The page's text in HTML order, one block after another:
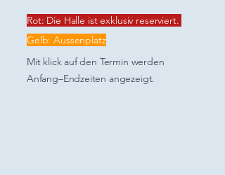
Rot: Die Halle ist exklusiv reserviert.
Gelb: Aussenplatz
Mit klick auf den Termin werden
Anfang–Endzeiten angezeigt.